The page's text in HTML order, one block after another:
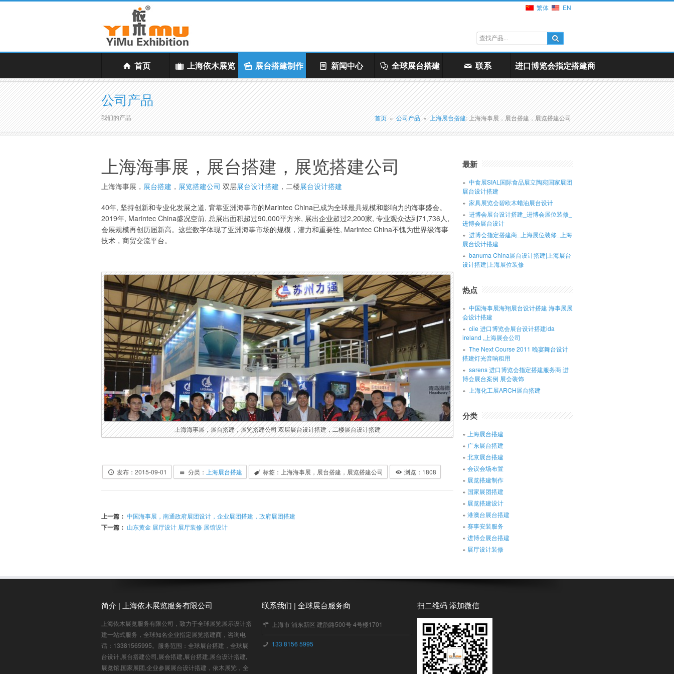
繁体 EN
首页 上海依木展览 展台搭建制作 新闻中心 全球展台搭建 联系 进口博览会指定搭建商
公司产品
我们的产品 首页 » 公司产品 » 上海展台搭建: 上海海事展，展台搭建，展览搭建公司
上海海事展，展台搭建，展览搭建公司
上海海事展， 展台搭建 ， 展览搭建公司 双层展台设计搭建 ，二楼展台设计搭建
40年, 坚持创新和专业化发展之道, 背靠亚洲海事市的Marintec China已成为全球最具规模和影响力的海事盛会。
2019年, Marintec China盛况空前, 总展出面积超过90,000平方米, 展出企业超过2,200家, 专业观众达到71,736人,
会展规模再创历届新高。这些数字体现了亚洲海事市场的规模，潜力和重要性, Marintec China不愧为世界级海事
技术，商贸交流平台。
上海海事展，展台搭建，展览搭建公司 双层展台设计搭建，二楼展台设计搭建
发布：2015-09-01 分类： 上海展台搭建 标签：上海海事展，展台搭建，展览搭建公司 浏览： 1808
上一篇： 中国海事展，南通政府展团设计，企业展团搭建，政府展团搭建
下一篇： 山东黄金 展厅设计 展厅装修 展馆设计
最新
中食展SIAL国际食品展立陶宛国家展团
展台设计搭建
家具展览会碧欧木蜡油展台设计
进博会展台设计搭建_进博会展位装修_
进博会展台设计
进博会指定搭建商_上海展位装修_上海
展台设计搭建
banuma China展台设计搭建|上海展台
设计搭建|上海展位装修
热点
中国海事展海翔展台设计搭建 海事展展
会设计搭建
ciie 进口博览会展台设计搭建ida
ireland ,上海展会公司
The Next Course 2011 晚宴舞台设计
搭建灯光音响租用
sarens 进口博览会指定搭建服务商 进
博会展台案例 展会装饰
上海化工展ARCH展台搭建
分类
上海展台搭建
广东展台搭建
北京展台搭建
会议会场布置
展览搭建制作
国家展团搭建
展览搭建设计
港澳台展台搭建
赛事安装服务
进博会展台搭建
展厅设计装修
简介 | 上海依木展览服务有限公司
上海依木展览服务有限公司，致力于全球展览展示设计搭
建一站式服务，全球知名企业指定展览搭建商，咨询电
话：13381565995。服务范围：全球展台搭建，全球展
台设计,展台搭建公司,展会搭建,展台搭建,展台设计搭建,
展览馆,国家展团,企业参展展台设计搭建，依木展览，全
联系我们 | 全球展台服务商
上海市 浦东新区 建韵路500号 4号楼1701
133 8156 5995
扫二维码 添加微信